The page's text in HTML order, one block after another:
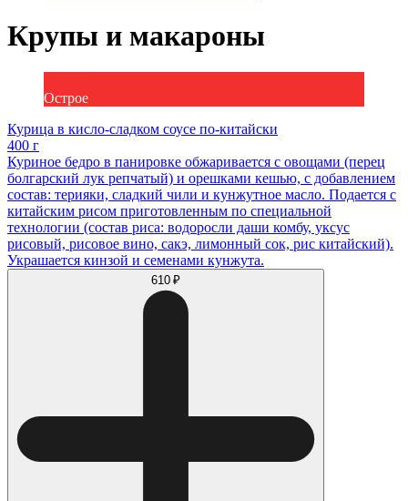
Крупы и макароны
Острое
Курица в кисло-сладком соусе по-китайски
400 г
Куриное бедро в панировке обжаривается с овощами (перец
болгарский лук репчатый) и орешками кешью, с добавлением
состав: терияки, сладкий чили и кунжутное масло. Подается с
китайским рисом приготовленным по специальной
технологии (состав риса: водоросли даши комбу, уксус
рисовый, рисовое вино, сакэ, лимонный сок, рис китайский).
Украшается кинзой и семенами кунжута.
610 ₽